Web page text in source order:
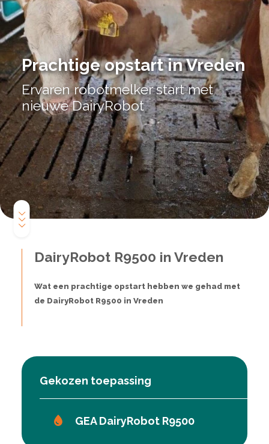
Prachtige opstart in Vreden
Ervaren robotmelker start met
nieuwe DairyRobot
DairyRobot R9500 in Vreden
Wat een prachtige opstart hebben we gehad met
de DairyRobot R9500 in Vreden
Gekozen toepassing
GEA DairyRobot R9500